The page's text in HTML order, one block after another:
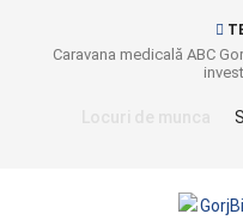
Caravana medicală ABC